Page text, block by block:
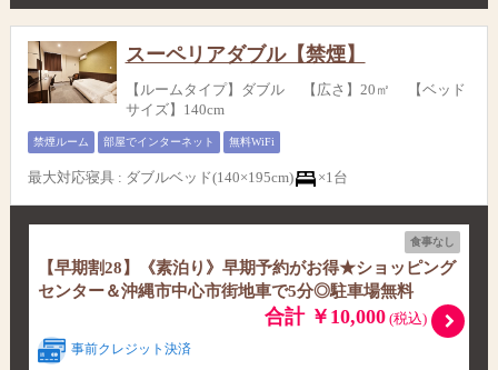
スーペリアダブル【禁煙】
【ルームタイプ】ダブル 【広さ】20㎡ 【ベッド
サイズ】140cm
禁煙ルーム 部屋でインターネット 無料WiFi
最大対応寝具 : ダブルベッド(140×195cm) ×1台
食事なし
【早期割28】《素泊り》早期予約がお得★ショッピング
センター＆沖縄市中心市街地車で5分◎駐車場無料
合計 ￥10,000(税込)
事前クレジット決済